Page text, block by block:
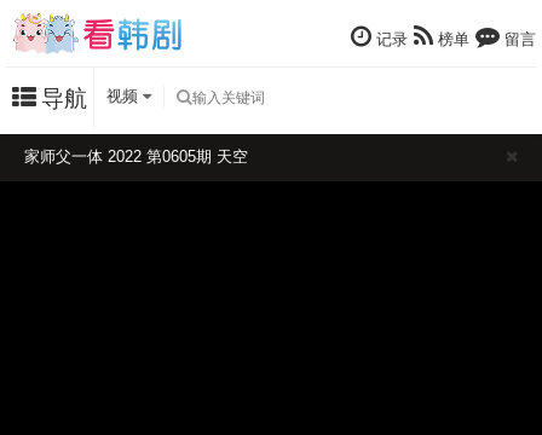
记录 榜单 留言
导航 视频
家师父一体 2022 第0605期 天空